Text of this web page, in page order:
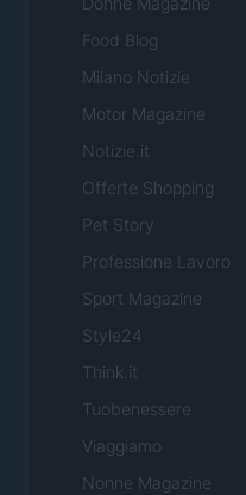
Food Blog
Milano Notizie
Motor Magazine
Notizie.it
Offerte Shopping
Pet Story
Professione Lavoro
Sport Magazine
Style24
Think.it
Tuobenessere
Viaggiamo
Nonne Magazine